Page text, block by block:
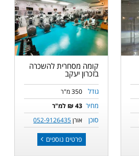
קומה מסחרית להשכרה
בזכרון יעקב
גודל 350 מ"ר
מחיר 43 ₪ למ"ר
סוכן אורן052-9126435
פרטים נוספים